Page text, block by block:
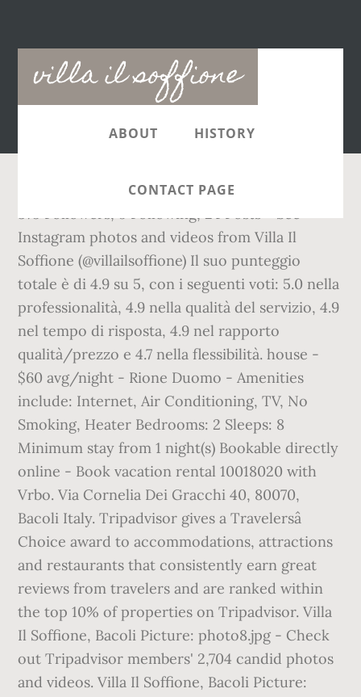
villa il soffione
Main
navigation
ABOUT HISTORY
CONTACT PAGE
375 Followers, 9 Following, 24 Posts - See
Instagram photos and videos from Villa Il
Soffione (@villailsoffione) Il suo punteggio
totale è di 4.9 su 5, con i seguenti voti: 5.0 nella
professionalità, 4.9 nella qualità del servizio, 4.9
nel tempo di risposta, 4.9 nel rapporto
qualità/prezzo e 4.7 nella flessibilità. house -
$60 avg/night - Rione Duomo - Amenities
include: Internet, Air Conditioning, TV, No
Smoking, Heater Bedrooms: 2 Sleeps: 8
Minimum stay from 1 night(s) Bookable directly
online - Book vacation rental 10018020 with
Vrbo. Via Cornelia Dei Gracchi 40, 80070,
Bacoli Italy. Tripadvisor gives a Travelersâ
Choice award to accommodations, attractions
and restaurants that consistently earn great
reviews from travelers and are ranked within
the top 10% of properties on Tripadvisor. Villa
Il Soffione, Bacoli Picture: photo8.jpg - Check
out Tripadvisor members' 2,704 candid photos
and videos. Villa Il Soffione, Bacoli Picture: